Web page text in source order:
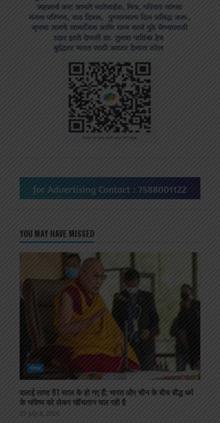
YOU MAY HAVE MISSED
सोशल
दलाई लामा 91 साल के हो गए हैं; भारत और चीन के बीच बौद्ध धर्म
के भविष्य को लेकर खींचतान चल रही है
July 8, 2026